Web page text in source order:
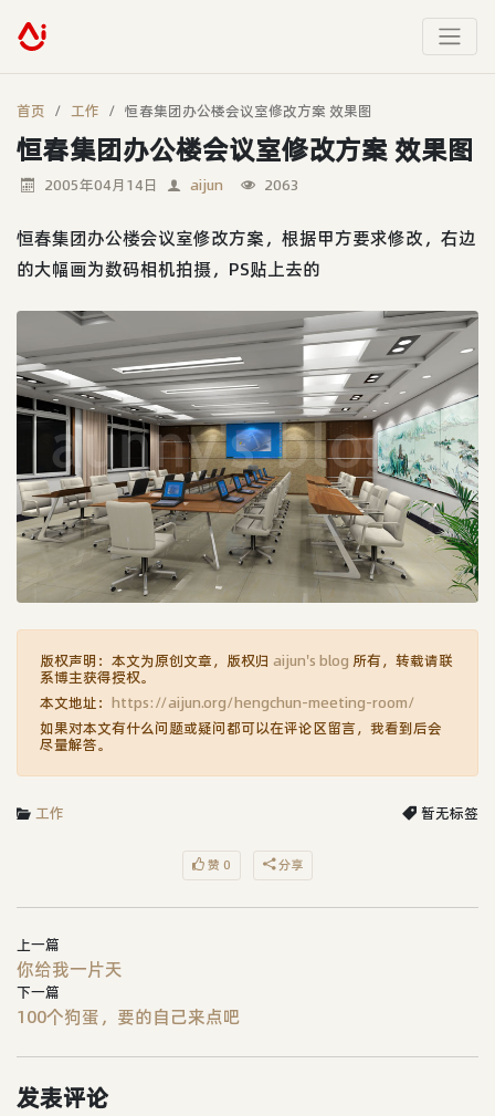
首页 工作 恒春集团办公楼会议室修改方案 效果图
恒春集团办公楼会议室修改方案 效果图
2005年04月14日 aijun 2063
恒春集团办公楼会议室修改方案，根据甲方要求修改，右边
的大幅画为数码相机拍摄，PS贴上去的
版权声明：本文为原创文章，版权归 aijun's blog 所有，转载请联
系博主获得授权。
本文地址： https://aijun.org/hengchun-meeting-room/
如果对本文有什么问题或疑问都可以在评论区留言，我看到后会
尽量解答。
工作 暂无标签
赞 0 分享
上一篇
你给我一片天
下一篇
100个狗蛋，要的自己来点吧
发表评论